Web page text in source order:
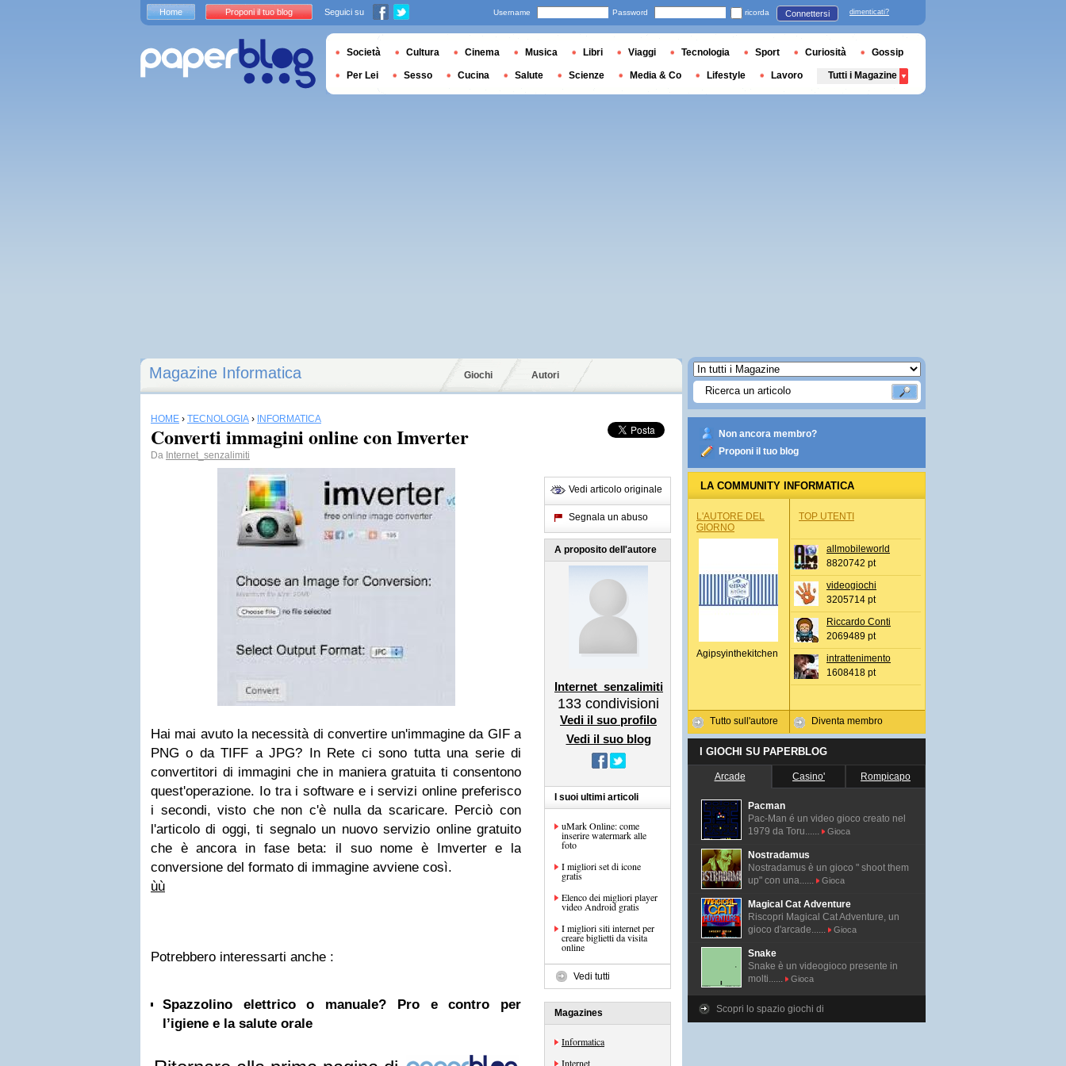
Magazine Informatica Giochi Autori
HOME › TECNOLOGIA › INFORMATICA
Converti immagini online con Imverter
Da Internet_senzalimiti
Hai mai avuto la necessità di convertire un'immagine da GIF a
PNG o da TIFF a JPG? In Rete ci sono tutta una serie di
convertitori di immagini che in maniera gratuita ti consentono
quest'operazione. Io tra i software e i servizi online preferisco
i secondi, visto che non c'è nulla da scaricare. Perciò con
l'articolo di oggi, ti segnalo un nuovo servizio online gratuito
che è ancora in fase beta: il suo nome è Imverter e la
conversione del formato di immagine avviene così.
ùù
Potrebbero interessarti anche :
Spazzolino elettrico o manuale? Pro e contro per
l’igiene e la salute orale
Vedi articolo originale
Segnala un abuso
A proposito dell'autore
Internet_senzalimiti
133 condivisioni
Vedi il suo profilo
Vedi il suo blog
I suoi ultimi articoli
uMark Online: come
inserire watermark alle
foto
I migliori set di icone
gratis
Elenco dei migliori player
video Android gratis
I migliori siti internet per
creare biglietti da visita
online
Vedi tutti
Magazines
Informatica
Internet
Non ancora membro?
Proponi il tuo blog
LA COMMUNITY INFORMATICA
L'AUTORE DEL
GIORNO
Agipsyinthekitchen
Tutto sull'autore
TOP UTENTI
allmobileworld
8820742 pt
videogiochi
3205714 pt
Riccardo Conti
2069489 pt
intrattenimento
1608418 pt
Diventa membro
I GIOCHI SU PAPERBLOG
Arcade Casino' Rompicapo
Pacman
Pac-Man é un video gioco creato nel
1979 da Toru......
Gioca
Nostradamus
Nostradamus è un gioco " shoot them
up" con una......
Gioca
Magical Cat Adventure
Riscopri Magical Cat Adventure, un
gioco d'arcade......
Gioca
Snake
Snake è un videogioco presente in
molti......
Gioca
Scopri lo spazio giochi di
Home Proponi il tuo blog Seguici su Username Password ricorda Connettersi dimenticati?
Società Cultura Cinema Musica Libri Viaggi Tecnologia Sport Curiosità Gossip
Per Lei Sesso Cucina Salute Scienze Media & Co Lifestyle Lavoro Tutti i Magazine